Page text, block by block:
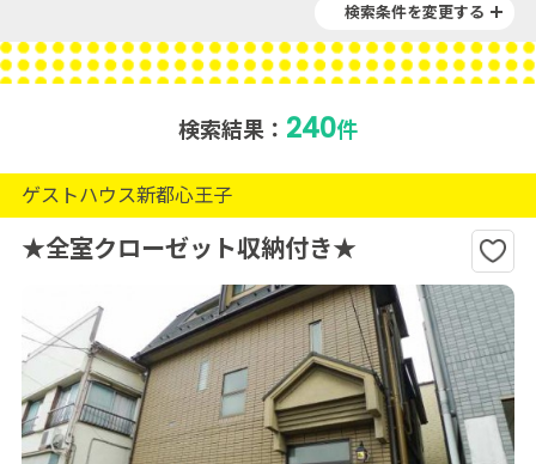
検索条件を変更する
検索結果： 240件
ゲストハウス新都心王子
★全室クローゼット収納付き★